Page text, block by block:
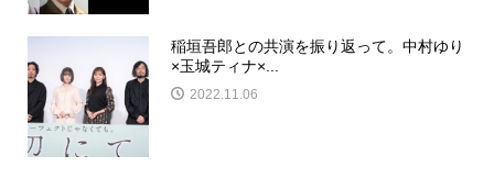
稲垣吾郎との共演を振り返って。中村ゆり
×玉城ティナ×...
2022.11.06